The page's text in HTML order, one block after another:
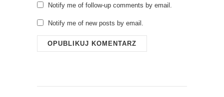
Notify me of follow-up comments by email.
Notify me of new posts by email.